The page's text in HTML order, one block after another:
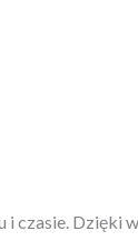
czasie. Dzięki